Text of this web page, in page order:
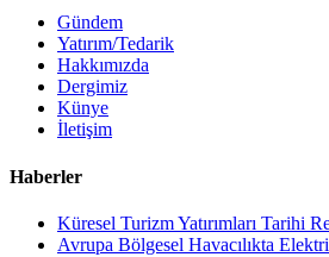
Gündem
Yatırım/Tedarik
Hakkımızda
Dergimiz
Künye
İletişim
Haberler
Küresel Turizm Yatırımları Tarihi
Avrupa Bölgesel Havacılıkta